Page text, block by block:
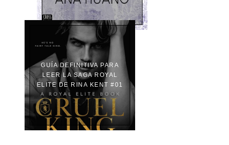
GUÍA DEFINITIVA PARA
LEER LA SAGA ROYAL
ELITE DE RINA KENT #01